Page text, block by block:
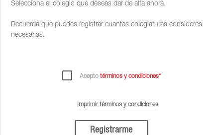
Selecciona el colegio que deseas dar de alta ahora.
Recuerda que puedes registrar cuantas colegiaturas consideres
necesarias.
Acepto términos y condiciones*
Imprimir términos y condiciones
Registrarme